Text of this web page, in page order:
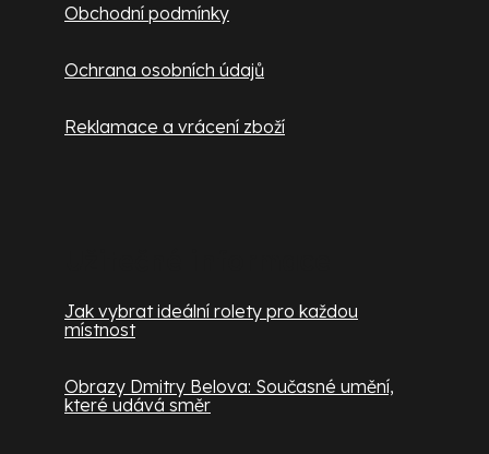
Obchodní podmínky
Ochrana osobních údajů
Reklamace a vrácení zboží
Jak vybrat ideální rolety pro každou
místnost
Obrazy Dmitry Belova: Současné umění,
které udává směr